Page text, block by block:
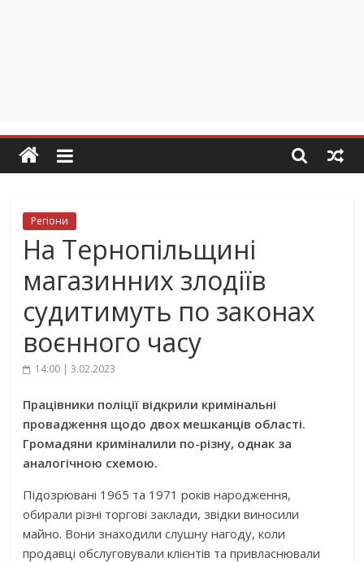
Регіони
На Тернопільщині
магазинних злодіїв
судитимуть по законах
воєнного часу
14:00 | 3.02.2023
Працівники поліції відкрили кримінальні
провадження щодо двох мешканців області.
Громадяни криміналили по-різну, однак за
аналогічною схемою.
Підозрювані 1965 та 1971 років народження,
обирали різні торгові заклади, звідки виносили
майно. Вони знаходили слушну нагоду, коли
продавці обслуговували клієнтів та привласнювали